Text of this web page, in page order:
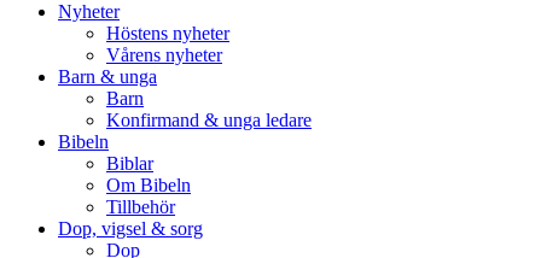
Nyheter
Höstens nyheter
Vårens nyheter
Barn & unga
Barn
Konfirmand & unga ledare
Bibeln
Biblar
Om Bibeln
Tillbehör
Dop, vigsel & sorg
Dop